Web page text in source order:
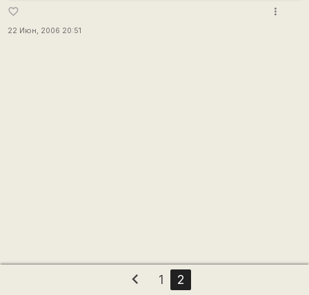
favorite_border
22 Июн, 2006 20:51
more_vert
chevron_left 1 2